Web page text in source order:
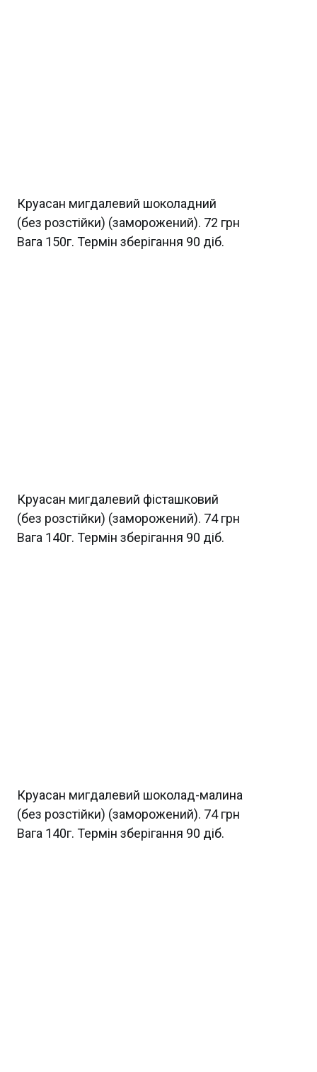
Круасан мигдалевий шоколадний
(без розстійки) (заморожений). 72 грн
Вага 150г. Термін зберігання 90 діб.
Круасан мигдалевий фісташковий
(без розстійки) (заморожений). 74 грн
Вага 140г. Термін зберігання 90 діб.
Круасан мигдалевий шоколад-малина
(без розстійки) (заморожений). 74 грн
Вага 140г. Термін зберігання 90 діб.